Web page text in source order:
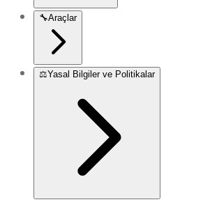
🔧Araçlar
⚖️Yasal Bilgiler ve Politikalar